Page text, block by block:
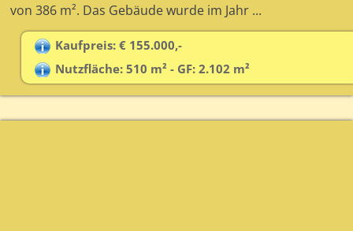
von 386 m². Das Gebäude wurde im Jahr ...
Kaufpreis: € 155.000,-
Nutzfläche: 510 m² - GF: 2.102 m²